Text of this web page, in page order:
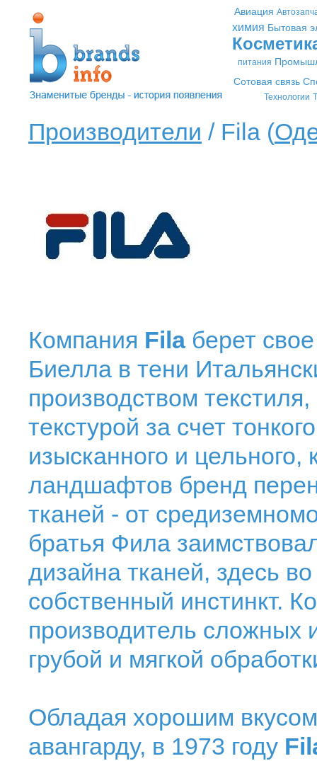
Авиация
химия Бытовая
питания
Сотовая связь
Технологии
Производители / Fila (
Компания Filaберет свое
Биелла в тени
производством
текстурой за счет
изысканного и цельного,
ландшафтов бренд
тканей - от
братья Фила
дизайна тканей, здесь
собственный инстинкт.
производитель сложных
грубой и мягкой
Обладая хорошим
авангарду, в 1973 году